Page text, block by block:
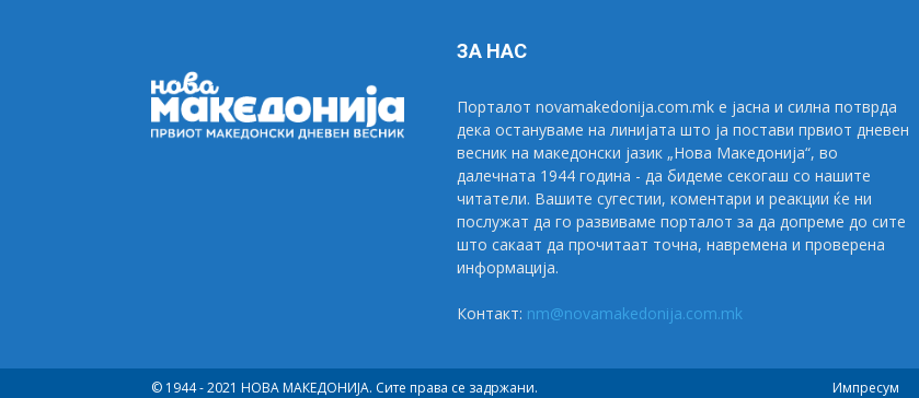
ЗА НАС
Порталот novamakedonija.com.mk е јасна и силна потврда
дека остануваме на линијата што ја постави првиот дневен
весник на македонски јазик „Нова Македонија“, во
далечната 1944 година - да бидеме секогаш со нашите
читатели. Вашите сугестии, коментари и реакции ќе ни
послужат да го развиваме порталот за да допреме до сите
што сакаат да прочитаат точна, навремена и проверена
информација.
Контакт: nm@novamakedonija.com.mk
Импресум
© 1944 - 2021 НОВА МАКЕДОНИЈА. Сите права се задржани.